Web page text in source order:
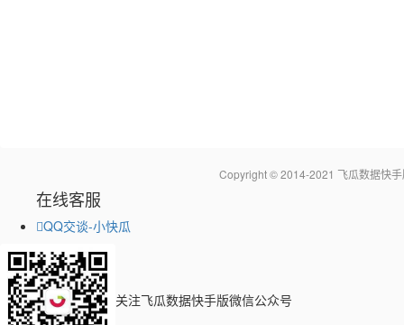
Copyright © 2014-2021 飞瓜数据快
在线客服
QQ交谈-小快瓜
关注飞瓜数据快手版微信公众号